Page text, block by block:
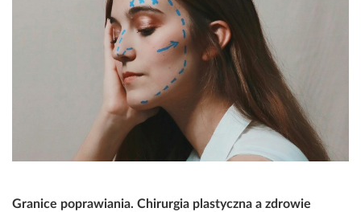
Granice poprawiania. Chirurgia plastyczna a zdrowie